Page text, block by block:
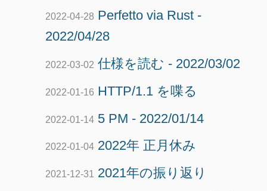
2022-04-28 Perfetto via Rust -
2022/04/28
2022-03-02 仕様を読む - 2022/03/02
2022-01-16 HTTP/1.1 を喋る
2022-01-14 5 PM - 2022/01/14
2022-01-04 2022年 正月休み
2021-12-31 2021年の振り返り